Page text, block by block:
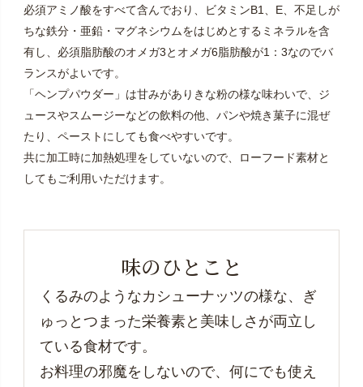
必須アミノ酸をすべて含んでおり、ビタミンB1、E、不足しが
ちな鉄分・亜鉛・マグネシウムをはじめとするミネラルを含
有し、必須脂肪酸のオメガ3とオメガ6脂肪酸が1：3なのでバ
ランスがよいです。
「ヘンプパウダー」は甘みがありきな粉の様な味わいで、ジ
ュースやスムージーなどの飲料の他、パンや焼き菓子に混ぜ
たり、ペーストにしても食べやすいです。
共に加工時に加熱処理をしていないので、ローフード素材と
してもご利用いただけます。
味のひとこと
くるみのようなカシューナッツの様な、ぎ
ゅっとつまった栄養素と美味しさが両立し
ている食材です。
お料理の邪魔をしないので、何にでも使え